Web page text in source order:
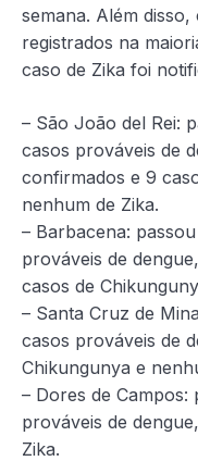
semana. Além
registrados na
caso de Zika foi
– São João del Rei:
casos prováveis de
confirmados e 9
nenhum de Zika.
– Barbacena:
prováveis de
casos de
– Santa Cruz de
casos prováveis de
Chikungunya e
– Dores de
prováveis de
Zika.